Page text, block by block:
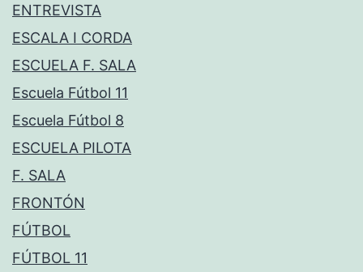
ENTREVISTA
ESCALA I CORDA
ESCUELA F. SALA
Escuela Fútbol 11
Escuela Fútbol 8
ESCUELA PILOTA
F. SALA
FRONTÓN
FÚTBOL
FÚTBOL 11